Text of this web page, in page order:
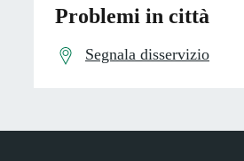
Problemi in città
Segnala disservizio